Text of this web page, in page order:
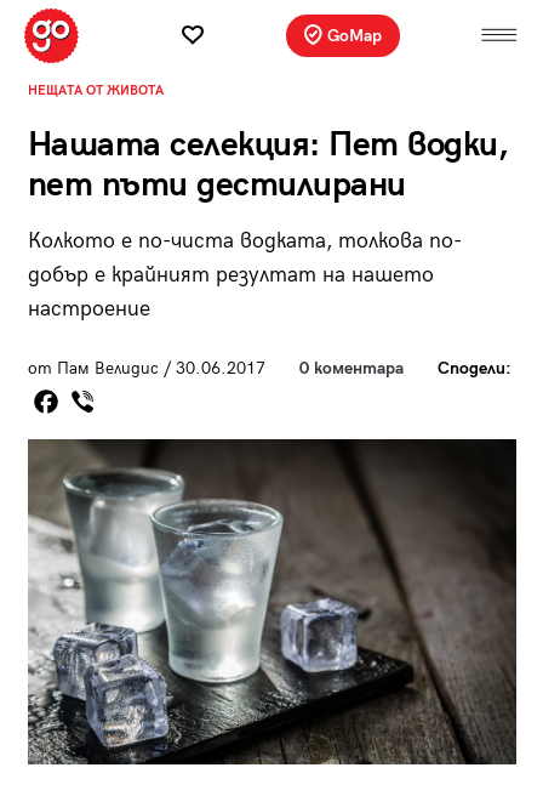
GoMap
НЕЩАТА ОТ ЖИВОТА
Нашата селекция: Пет водки,
пет пъти дестилирани
Колкото е по-чиста водката, толкова по-
добър е крайният резултат на нашето
настроение
от Пам Велидис / 30.06.2017 0 коментара Сподели: